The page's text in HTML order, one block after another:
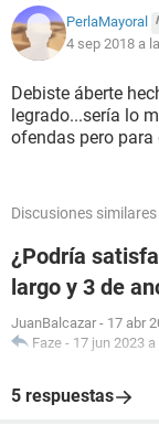
PerlaMayoral
4 sep 2018 a
Debiste áberte
legrado...sería lo
ofendas pero para
Discusiones similares
¿Podría
largo y 3 de
JuanBalcazar - 17 abr
Faze - 17 jun 2023
5 respuestas